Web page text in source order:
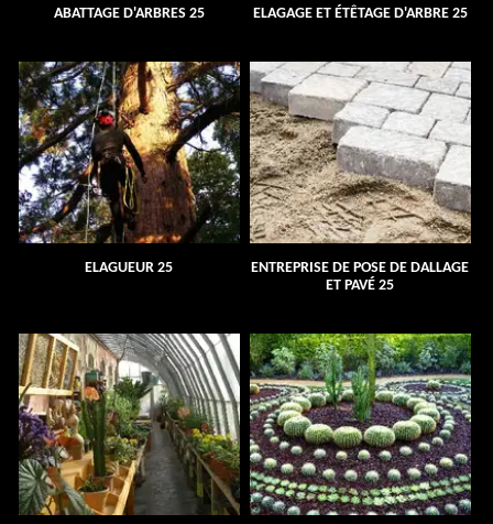
ABATTAGE D'ARBRES 25 ELAGAGE ET ÉTÊTAGE D'ARBRE 25
ELAGUEUR 25
ENTREPRISE DE POSE DE DALLAGE
ET PAVÉ 25